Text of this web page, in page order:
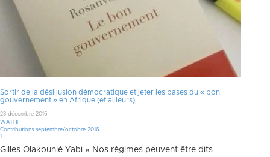
Sortir de la désillusion démocratique et jeter les bases du « bon
gouvernement » en Afrique (et ailleurs)
23 décembre 2016
WATHI
Contributions septembre/octobre 2016
1
Gilles Olakounlé Yabi « Nos régimes peuvent être dits